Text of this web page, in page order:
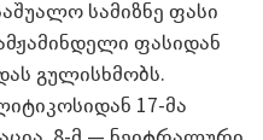
სამიზნე ფასი
ამჟამინდელი ფასიდან
გულისხმობს.
17-მა